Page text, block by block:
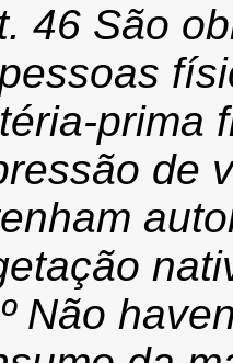
46 São
prima
de
Não